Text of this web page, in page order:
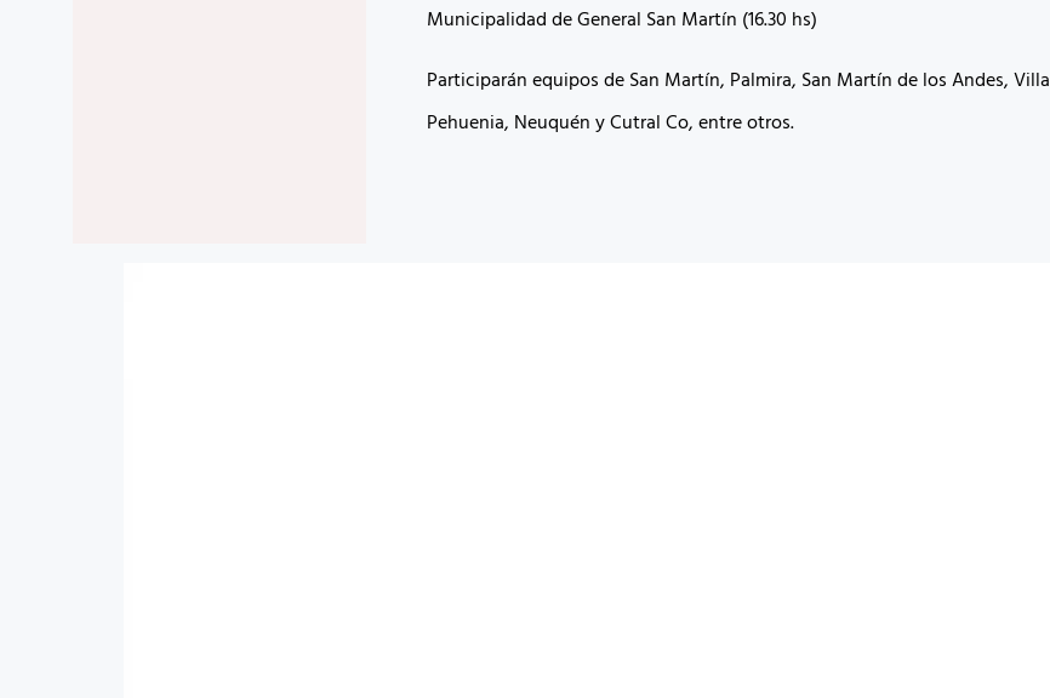
Municipalidad de General San Martín (16.30 hs)
Participarán equipos de San Martín, Palmira, San Martín de los Andes, Villa
Pehuenia, Neuquén y Cutral Co, entre otros.